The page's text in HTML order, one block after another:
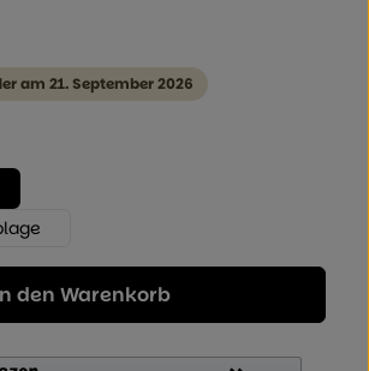
am 21. September 2026
gewünschten Wert
den Warenkorb